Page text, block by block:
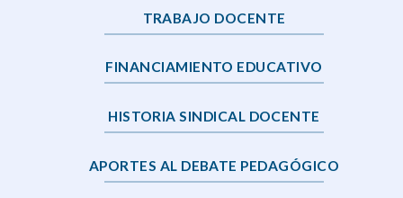
TRABAJO DOCENTE
FINANCIAMIENTO EDUCATIVO
HISTORIA SINDICAL DOCENTE
APORTES AL DEBATE PEDAGÓGICO